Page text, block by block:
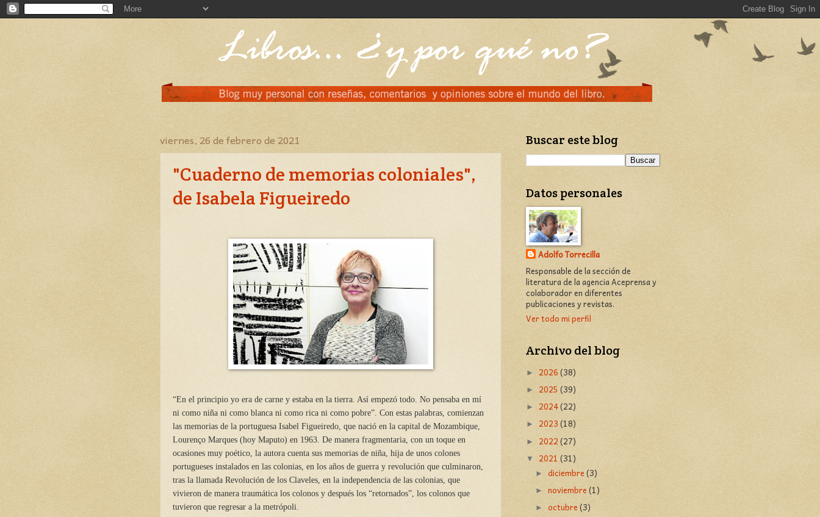
viernes, 26 de febrero de 2021
"Cuaderno de memorias coloniales",
de Isabela Figueiredo
“En el principio yo era de carne y estaba en la tierra. Así empezó todo. No pensaba en mí
ni como niña ni como blanca ni como rica ni como pobre”. Con estas palabras, comienzan
las memorias de la portuguesa Isabel Figueiredo, que nació en la capital de Mozambique,
Lourenço Marques (hoy Maputo) en 1963. De manera fragmentaria, con un toque en
ocasiones muy poético, la autora cuenta sus memorias de niña, hija de unos colones
portugueses instalados en las colonias, en los años de guerra y revolución que culminaron,
tras la llamada Revolución de los Claveles, en la independencia de las colonias, que
vivieron de manera traumática los colonos y después los “retornados”, los colonos que
tuvieron que regresar a la metrópoli.
Buscar este blog
Datos personales
Adolfo Torrecilla
Responsable de la sección de
literatura de la agencia Aceprensa y
colaborador en diferentes
publicaciones y revistas.
Ver todo mi perfil
Archivo del blog
► 2026(38)
► 2025 (39)
► 2024(22)
► 2023(18)
► 2022(27)
▼ 2021 (31)
►diciembre(3)
►noviembre(1)
►octubre(3)